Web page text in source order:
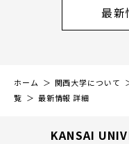
最新
ホーム 関西大学について
覧
最新情報 詳細
KANSAI